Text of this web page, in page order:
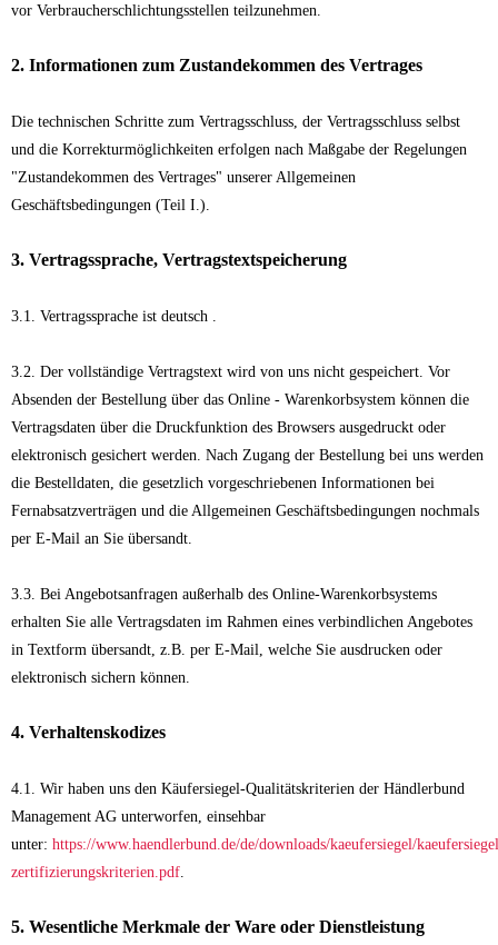
vor Verbraucherschlichtungsstellen teilzunehmen.
2. Informationen zum Zustandekommen des Vertrages
Die technischen Schritte zum Vertragsschluss, der Vertragsschluss selbst
und die Korrekturmöglichkeiten erfolgen nach Maßgabe der Regelungen
"Zustandekommen des Vertrages" unserer Allgemeinen
Geschäftsbedingungen (Teil I.).
3. Vertragssprache, Vertragstextspeicherung
3.1. Vertragssprache ist deutsch .
3.2. Der vollständige Vertragstext wird von uns nicht gespeichert. Vor
Absenden der Bestellung über das Online - Warenkorbsystem können die
Vertragsdaten über die Druckfunktion des Browsers ausgedruckt oder
elektronisch gesichert werden. Nach Zugang der Bestellung bei uns werden
die Bestelldaten, die gesetzlich vorgeschriebenen Informationen bei
Fernabsatzverträgen und die Allgemeinen Geschäftsbedingungen nochmals
per E-Mail an Sie übersandt.
3.3. Bei Angebotsanfragen außerhalb des Online-Warenkorbsystems
erhalten Sie alle Vertragsdaten im Rahmen eines verbindlichen Angebotes
in Textform übersandt, z.B. per E-Mail, welche Sie ausdrucken oder
elektronisch sichern können.
4. Verhaltenskodizes
4.1. Wir haben uns den Käufersiegel-Qualitätskriterien der Händlerbund
Management AG unterworfen, einsehbar
unter: https://www.haendlerbund.de/de/downloads/kaeufersiegel/
zertifizierungskriterien.pdf.
5. Wesentliche Merkmale der Ware oder Dienstleistung